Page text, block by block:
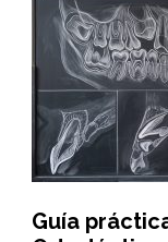
Guía